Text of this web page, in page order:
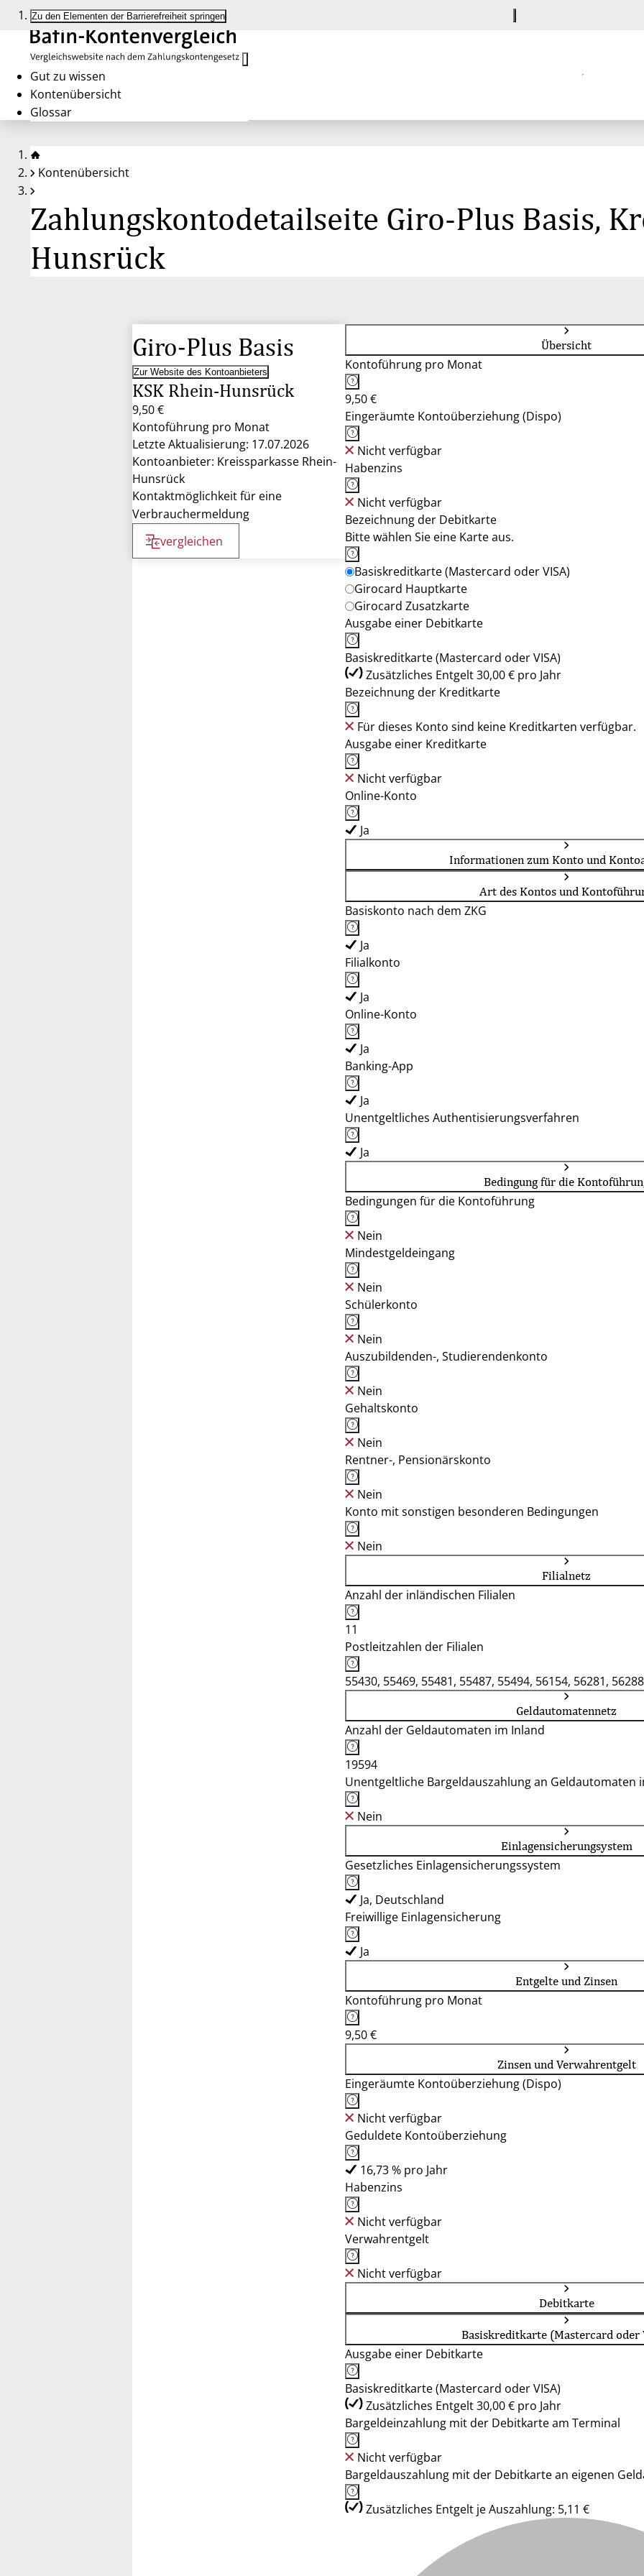
Zu den Elementen der Barrierefreiheit springen
Gut zu wissen
Kontenübersicht
Glossar
Kontenübersicht
Zahlungskontodetailseite Giro-Plus Basis,
Hunsrück
Giro-Plus Basis
Zur Website des Kontoanbieters
KSK Rhein-Hunsrück
9,50 €
Kontoführung pro Monat
Letzte Aktualisierung: 17.07.2026
Kontoanbieter: Kreissparkasse Rhein-
Hunsrück
Kontaktmöglichkeit für eine
Verbrauchermeldung
vergleichen
Übersicht
Kontoführung pro Monat
9,50 €
Eingeräumte Kontoüberziehung (Dispo)
Nicht verfügbar
Habenzins
Nicht verfügbar
Bezeichnung der Debitkarte
Bitte wählen Sie eine Karte aus.
Basiskreditkarte (Mastercard oder VISA)
Girocard Hauptkarte
Girocard Zusatzkarte
Ausgabe einer Debitkarte
Basiskreditkarte (Mastercard oder VISA)
Zusätzliches Entgelt 30,00 € pro Jahr
Bezeichnung der Kreditkarte
Für dieses Konto sind keine Kreditkarten verfügbar.
Ausgabe einer Kreditkarte
Nicht verfügbar
Online-Konto
Ja
Informationen zum Konto und
Art des Kontos und
Basiskonto nach dem ZKG
Ja
Filialkonto
Ja
Online-Konto
Ja
Banking-App
Ja
Unentgeltliches Authentisierungsverfahren
Ja
Bedingung für die
Bedingungen für die Kontoführung
Nein
Mindestgeldeingang
Nein
Schülerkonto
Nein
Auszubildenden-, Studierendenkonto
Nein
Gehaltskonto
Nein
Rentner-, Pensionärskonto
Nein
Konto mit sonstigen besonderen Bedingungen
Nein
Filialnetz
Anzahl der inländischen Filialen
11
Postleitzahlen der Filialen
55430, 55469, 55481, 55487, 55494, 56154, 56281,
Geldautomatennetz
Anzahl der Geldautomaten im Inland
19594
Unentgeltliche Bargeldauszahlung an Geldautomaten
Nein
Einlagensicherungsystem
Gesetzliches Einlagensicherungssystem
Ja, Deutschland
Freiwillige Einlagensicherung
Ja
Entgelte und Zinsen
Kontoführung pro Monat
9,50 €
Zinsen und Verwahrentgelt
Eingeräumte Kontoüberziehung (Dispo)
Nicht verfügbar
Geduldete Kontoüberziehung
16,73 % pro Jahr
Habenzins
Nicht verfügbar
Verwahrentgelt
Nicht verfügbar
Debitkarte
Basiskreditkarte (Mastercard oder
Ausgabe einer Debitkarte
Basiskreditkarte (Mastercard oder VISA)
Zusätzliches Entgelt 30,00 € pro Jahr
Bargeldeinzahlung mit der Debitkarte am Terminal
Nicht verfügbar
Bargeldauszahlung mit der Debitkarte an eigenen
Zusätzliches Entgelt je Auszahlung: 5,11 €